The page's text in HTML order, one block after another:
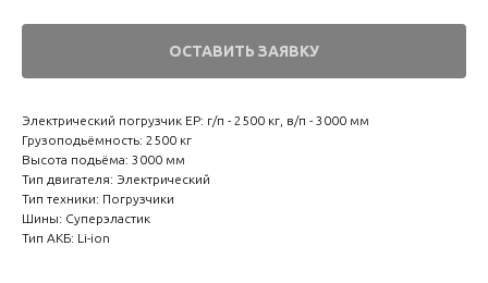
ОСТАВИТЬ ЗАЯВКУ
Электрический погрузчик EP: г/п - 2500 кг, в/п - 3000 мм
Грузоподьёмность: 2500 кг
Высота подьёма: 3000 мм
Тип двигателя: Электрический
Тип техники: Погрузчики
Шины: Суперэластик
Тип АКБ: Li-ion